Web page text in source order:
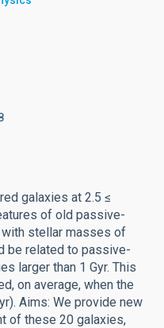
galaxies at 2.5 ≤
of old passive-
stellar masses of
be related to passive-
larger than 1 Gyr. This
on average, when the
Aims: We provide new
of these 20 galaxies,